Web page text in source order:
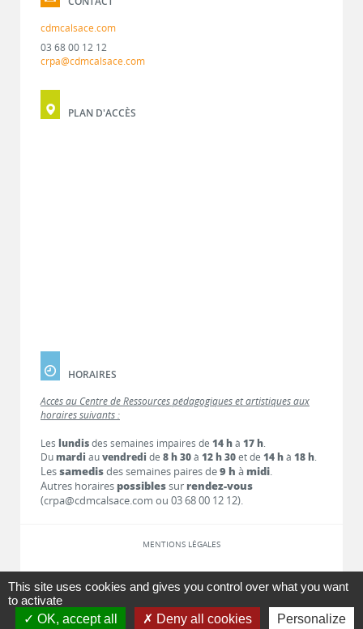
cdmcalsace.com
03 68 00 12 12
crpa@cdmcalsace.com
PLAN D'ACCÈS
HORAIRES
Accès au Centre de Ressources pédagogiques et artistiques aux
horaires suivants :
Les lundisdes semaines impaires de 14 hà 17 h.
Dumardi auvendredi de 8 h 30à 12 h 30et de 14 hà 18 h.
Lessamedisdes semaines paires de9 h à midi.
Autres horaires possiblessur rendez-vous
(crpa@cdmcalsace.com ou 03 68 00 12 12).
MENTIONS LÉGALES
LIENS
CONTACT
This site uses cookies and gives you control over what you want
to activate
OK, accept all
Deny all cookies Personalize